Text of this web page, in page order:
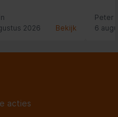
2026
Bekijk
is
deze
Peter
6
acties